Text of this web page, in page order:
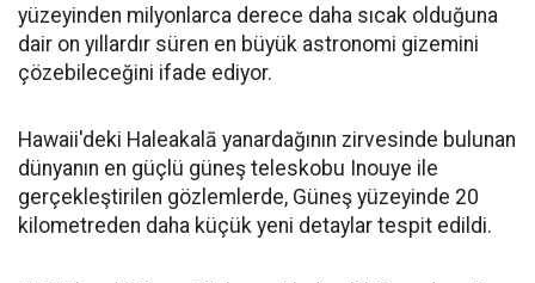
yüzeyinden milyonlarca derece daha sıcak olduğuna
dair on yıllardır süren en büyük astronomi gizemini
çözebileceğini ifade ediyor.
Hawaii'deki Haleakalā yanardağının zirvesinde bulunan
dünyanın en güçlü güneş teleskobu Inouye ile
gerçekleştirilen gözlemlerde, Güneş yüzeyinde 20
kilometreden daha küçük yeni detaylar tespit edildi.